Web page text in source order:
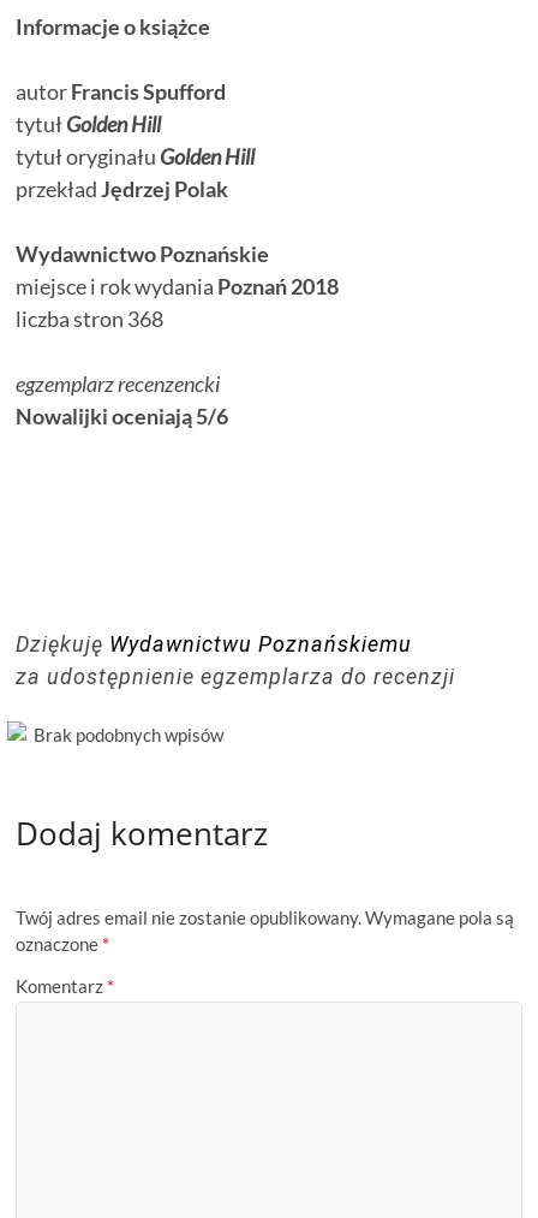
Informacje o książce
autorFrancis Spufford
tytułGolden Hill
tytuł oryginału Golden Hill
przekładJędrzej Polak
Wydawnictwo Poznańskie
miejsce i rok wydania Poznań 2018
liczba stron 368
egzemplarz recenzencki
Nowalijki oceniają 5/6
Dziękuję Wydawnictwu Poznańskiemu
za udostępnienie egzemplarza do recenzji
Brak podobnych wpisów
Dodaj komentarz
Twój adres email nie zostanie opublikowany.Wymagane pola są
oznaczone *
Komentarz *